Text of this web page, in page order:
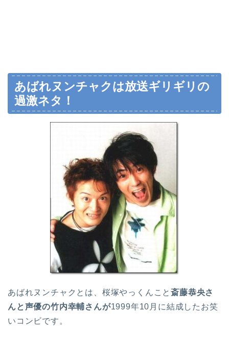
あばれヌンチャクは放送ギリギリの
過激ネタ！
あばれヌンチャクとは、桜塚やっくんこと斎藤恭央さ
んと声優の竹内幸輔さんが1999年10月に結成したお笑
いコンビです。